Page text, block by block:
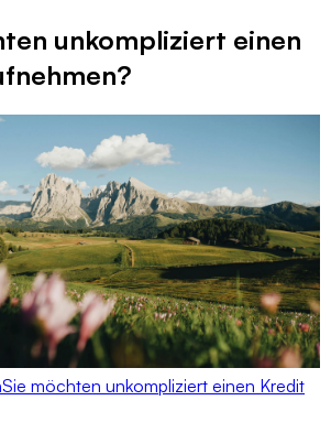
unkompliziert einen
Sie möchten unkompliziert einen Kredit